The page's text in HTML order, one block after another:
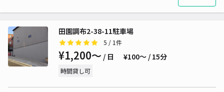
田園調布2-38-11駐車場
5 / 1件
¥1,200〜 / 日 ¥100〜 / 15分
時間貸し可